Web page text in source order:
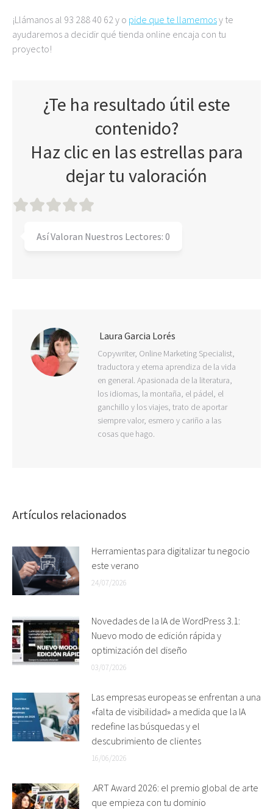
¡Llámanos al 93 288 40 62 y o pide que te llamemosy te
ayudaremos a decidir qué tienda online encaja con tu
proyecto!
¿Te ha resultado útil este
contenido?
Haz clic en las estrellas para
dejar tu valoración
Así Valoran Nuestros Lectores: 0
Laura Garcia Lorés
Copywriter, Online Marketing Specialist,
traductora y eterna aprendiza de la vida
en general. Apasionada de la literatura,
los idiomas, la montaña, el pádel, el
ganchillo y los viajes, trato de aportar
siempre valor, esmero y cariño a las
cosas que hago.
Artículos relacionados
Herramientas para digitalizar tu negocio
este verano
24/07/2026
Novedades de la IA de WordPress 3.1:
Nuevo modo de edición rápida y
optimización del diseño
03/07/2026
Las empresas europeas se enfrentan a una
«falta de visibilidad» a medida que la IA
redefine las búsquedas y el
descubrimiento de clientes
16/06/2026
.ART Award 2026: el premio global de arte
que empieza con tu dominio